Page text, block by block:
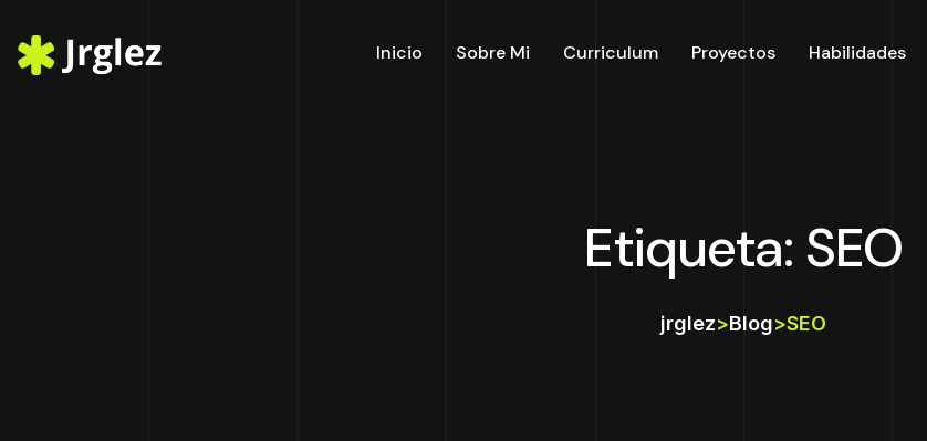
Inicio Sobre Mi Curriculum Proyectos Habilidades
Etiqueta: SEO
jrglez>Blog>SEO